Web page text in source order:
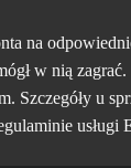
na
w nią zagrać.
Szczegóły u
usługi